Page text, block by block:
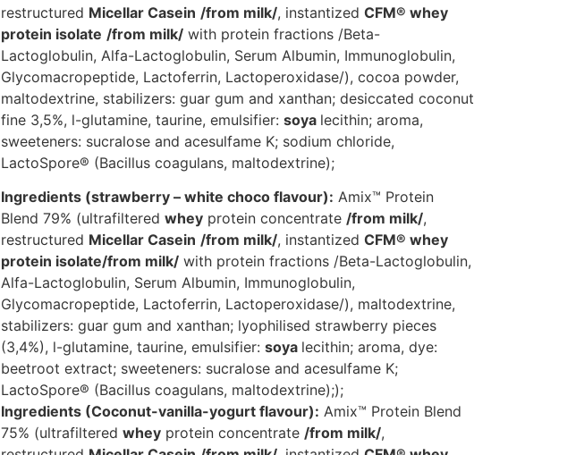
restructured Micellar Casein /from milk/, instantized CFM® whey
protein isolate /from milk/ with protein fractions /Beta-
Lactoglobulin, Alfa-Lactoglobulin, Serum Albumin, Immunoglobulin,
Glycomacropeptide, Lactoferrin, Lactoperoxidase/), cocoa powder,
maltodextrine, stabilizers: guar gum and xanthan; desiccated coconut
fine 3,5%, l-glutamine, taurine, emulsifier: soya lecithin; aroma,
sweeteners: sucralose and acesulfame K; sodium chloride,
LactoSpore® (Bacillus coagulans, maltodextrine);
Ingredients (strawberry – white choco flavour): Amix™ Protein
Blend 79% (ultrafiltered whey protein concentrate /from milk/,
restructured Micellar Casein /from milk/, instantized CFM® whey
protein isolate/from milk/ with protein fractions /Beta-Lactoglobulin,
Alfa-Lactoglobulin, Serum Albumin, Immunoglobulin,
Glycomacropeptide, Lactoferrin, Lactoperoxidase/), maltodextrine,
stabilizers: guar gum and xanthan; lyophilised strawberry pieces
(3,4%), l-glutamine, taurine, emulsifier: soya lecithin; aroma, dye:
beetroot extract; sweeteners: sucralose and acesulfame K;
LactoSpore® (Bacillus coagulans, maltodextrine););
Ingredients (Coconut-vanilla-yogurt flavour): Amix™ Protein Blend
75% (ultrafiltered whey protein concentrate /from milk/,